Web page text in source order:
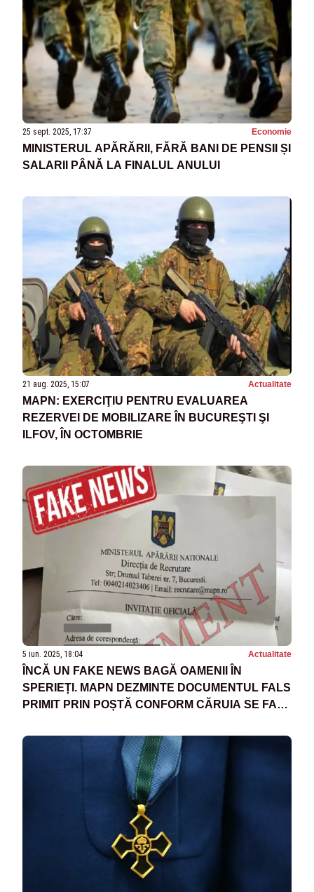
25 sept. 2025, 17:37 Economie
MINISTERUL APĂRĂRII, FĂRĂ BANI DE PENSII ȘI
SALARII PÂNĂ LA FINALUL ANULUI
21 aug. 2025, 15:07 Actualitate
MAPN: EXERCIŢIU PENTRU EVALUAREA
REZERVEI DE MOBILIZARE ÎN BUCUREŞTI ŞI
ILFOV, ÎN OCTOMBRIE
5 iun. 2025, 18:04 Actualitate
ÎNCĂ UN FAKE NEWS BAGĂ OAMENII ÎN
SPERIEȚI. MAPN DEZMINTE DOCUMENTUL FALS
PRIMIT PRIN POȘTĂ CONFORM CĂRUIA SE FAC